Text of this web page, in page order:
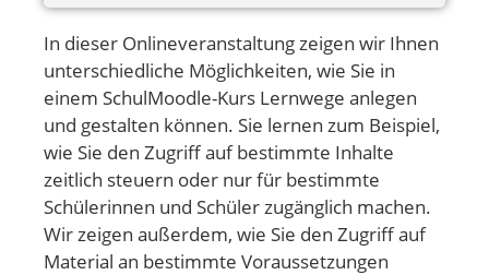
In dieser Onlineveranstaltung zeigen wir Ihnen
unterschiedliche Möglichkeiten, wie Sie in
einem SchulMoodle-Kurs Lernwege anlegen
und gestalten können. Sie lernen zum Beispiel,
wie Sie den Zugriff auf bestimmte Inhalte
zeitlich steuern oder nur für bestimmte
Schülerinnen und Schüler zugänglich machen.
Wir zeigen außerdem, wie Sie den Zugriff auf
Material an bestimmte Voraussetzungen